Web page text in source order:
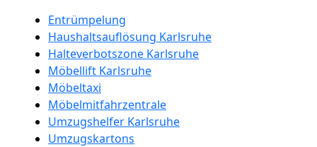
Entrümpelung
Haushaltsauflösung Karlsruhe
Halteverbotszone Karlsruhe
Möbellift Karlsruhe
Möbeltaxi
Möbelmitfahrzentrale
Umzugshelfer Karlsruhe
Umzugskartons